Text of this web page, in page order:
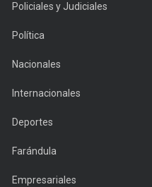
Policiales y Judiciales
Política
Nacionales
Internacionales
Deportes
Farándula
Empresariales